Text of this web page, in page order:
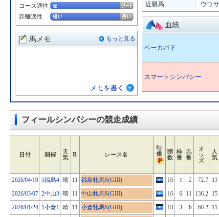
コース適性
距離適性
馬メモ もっと見る
メモを書く
近親馬
ウワ
血統
ベーカバド
スマートシンパシー
フィールシンパシーの競走成績
日付 開催
天
気
R レース名
映
像
頭
数
枠
番
馬
番
オ
ッ
ズ
人
気
2026/04/19 1福島4 晴 11 福島牝馬S(GIII) 16 1 2 72.7 13
2026/03/07 2中山3 晴 11 中山牝馬S(GIII) 16 6 11 136.2 15
2026/01/24 1小倉1 晴 11 小倉牝馬S(GIII) 18 3 6 60.2 11